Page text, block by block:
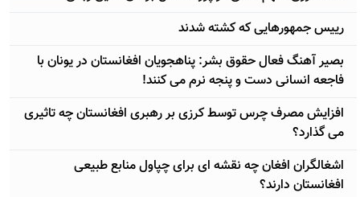
رییس جمهورهایی که کشته شدند
بصیر آهنگ فعال حقوق بشر: پناهجویان افغانستان در یونان با
فاجعه انسانی دست و پنجه نرم می کنند!
افزایش مصرف چرس توسط کرزی بر رهبری افغانستان چه تاثیری
می گذارد؟
اشغالگران افغان چه نقشه ای برای چپاول منابع طبیعی
افغانستان دارند؟